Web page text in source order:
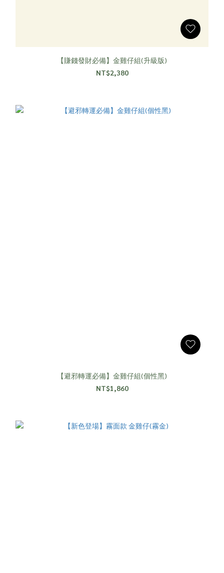
【賺錢發財必備】金雞仔組(升級版)
NT$2,380
【避邪轉運必備】金雞仔組(個性黑)
NT$1,860